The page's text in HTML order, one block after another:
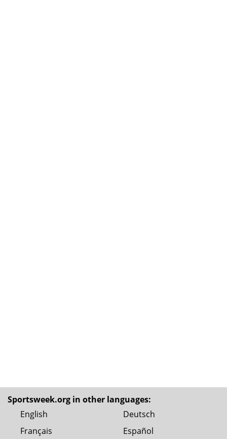
Sportsweek.org in other languages:
English
Deutsch
Français
Español